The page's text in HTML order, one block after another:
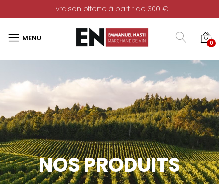
Livraison offerte à partir de 300 €
0
NOS PRODUITS